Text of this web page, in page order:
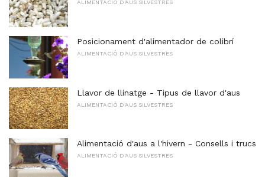
ALIMENTACIÓ D'AUS SILVESTRES
Posicionament d'alimentador de colibrí
ALIMENTACIÓ D'AUS SILVESTRES
Llavor de llinatge - Tipus de llavor d'aus
ALIMENTACIÓ D'AUS SILVESTRES
Alimentació d'aus a l'hivern - Consells i trucs
ALIMENTACIÓ D'AUS SILVESTRES